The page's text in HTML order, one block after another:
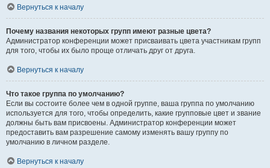
Вернуться к началу
Почему названия некоторых групп имеют разные цвета?
Администратор конференции может присваивать цвета участникам групп
для того, чтобы их было проще отличать друг от друга.
Вернуться к началу
Что такое группа по умолчанию?
Если вы состоите более чем в одной группе, ваша группа по умолчанию
используется для того, чтобы определить, какие групповые цвет и звание
должны быть вам присвоены. Администратор конференции может
предоставить вам разрешение самому изменять вашу группу по
умолчанию в личном разделе.
Вернуться к началу